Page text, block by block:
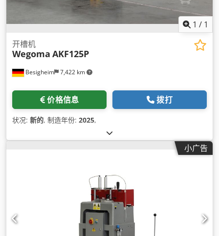
1 / 1
Besigheim 7,422 km
开槽机
Wegoma AKF125P
价格信息 拨打
状况: 新的, 制造年份: 2025,
小广告